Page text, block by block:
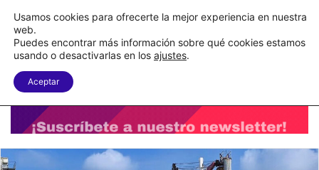
C&A México completa la implementación de su WMS en la nube
Menu
Usamos cookies para ofrecerte la mejor experiencia en nuestra
web.
Puedes encontrar más información sobre qué cookies estamos
usando o desactivarlas en los ajustes.
Aceptar